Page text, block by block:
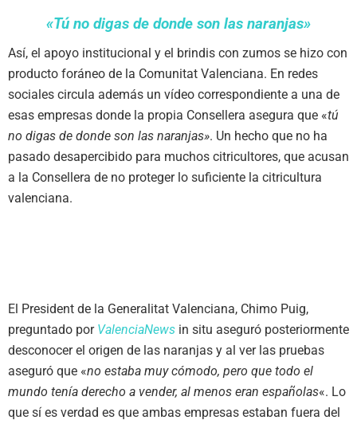
«Tú no digas de donde son las naranjas»
Así, el apoyo institucional y el brindis con zumos se hizo con
producto foráneo de la Comunitat Valenciana. En redes
sociales circula además un vídeo correspondiente a una de
esas empresas donde la propia Consellera asegura que «tú
no digas de donde son las naranjas». Un hecho que no ha
pasado desapercibido para muchos citricultores, que acusan
a la Consellera de no proteger lo suficiente la citricultura
valenciana.
El President de la Generalitat Valenciana, Chimo Puig,
preguntado por ValenciaNews in situ aseguró posteriormente
desconocer el origen de las naranjas y al ver las pruebas
aseguró que «no estaba muy cómodo, pero que todo el
mundo tenía derecho a vender, al menos eran españolas«. Lo
que sí es verdad es que ambas empresas estaban fuera del